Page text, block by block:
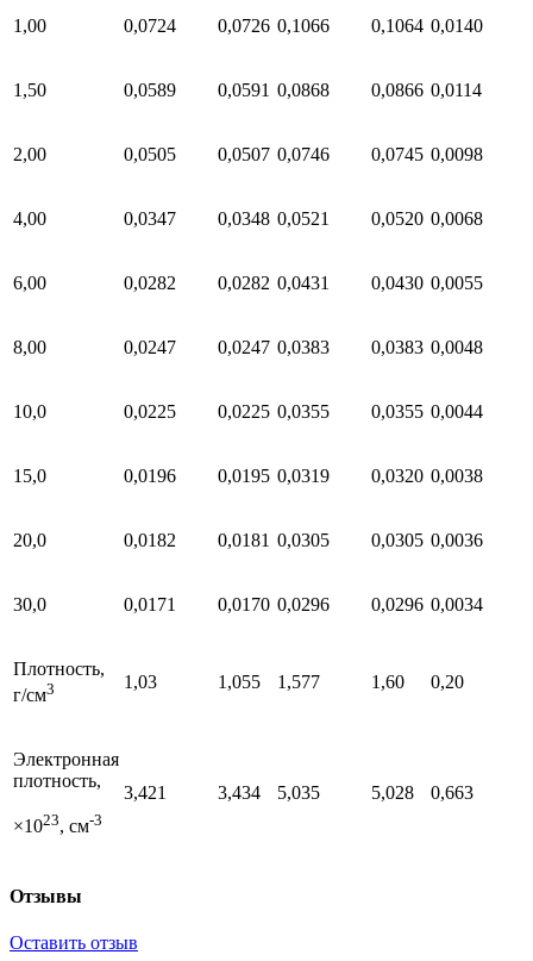
1,00 0,0724 0,0726 0,1066 0,1064 0,0140
1,50 0,0589 0,0591 0,0868 0,0866 0,0114
2,00 0,0505 0,0507 0,0746 0,0745 0,0098
4,00 0,0347 0,0348 0,0521 0,0520 0,0068
6,00 0,0282 0,0282 0,0431 0,0430 0,0055
8,00 0,0247 0,0247 0,0383 0,0383 0,0048
10,0 0,0225 0,0225 0,0355 0,0355 0,0044
15,0 0,0196 0,0195 0,0319 0,0320 0,0038
20,0 0,0182 0,0181 0,0305 0,0305 0,0036
30,0 0,0171 0,0170 0,0296 0,0296 0,0034
Плотность,
г/см3 1,03 1,055 1,577 1,60 0,20
Электронная
плотность,
×1023, см-3
3,421 3,434 5,035 5,028 0,663
Отзывы
Оставить отзыв